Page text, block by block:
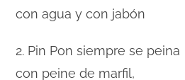
con agua y con jabón
2. Pin Pon siempre se peina
con peine de marfil,